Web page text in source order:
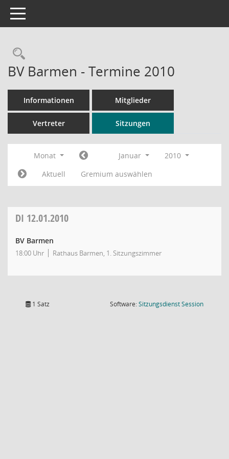
Toggle navigation
Rechercheauswahl
BV Barmen - Termine 2010
Informationen Mitglieder
Vertreter Sitzungen
Monat Januar
2010
Aktuell
Gremium auswählen
DI 12.01.2010
BV Barmen
18:00 Uhr Rathaus Barmen, 1. Sitzungszimmer
1 Satz Software:SitzungsdienstSession(Wird in